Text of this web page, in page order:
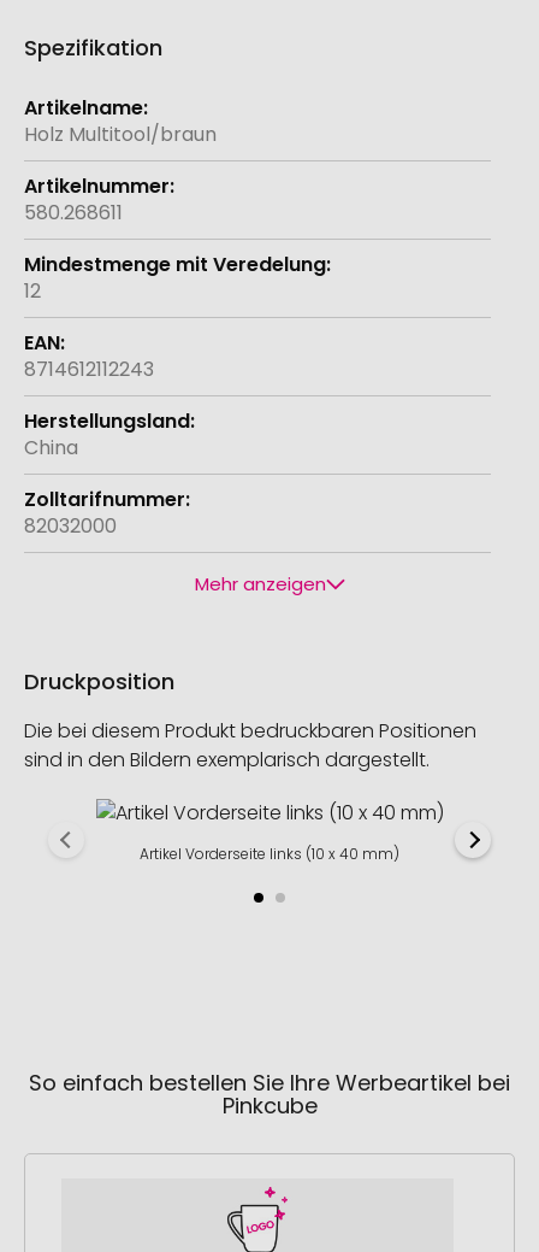
Spezifikation
Weitere
Informationen
Holz Multitool/braun
580.268611
12
8714612112243
China
82032000
Mehr anzeigen
Druckposition
Die bei diesem Produkt bedruckbaren Positionen
sind in den Bildern exemplarisch dargestellt.
Artikel Vorderseite links (10 x 40 mm)
So einfach bestellen Sie Ihre Werbeartikel bei
Pinkcube